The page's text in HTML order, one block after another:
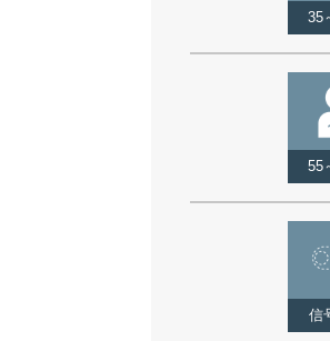
35
55
信